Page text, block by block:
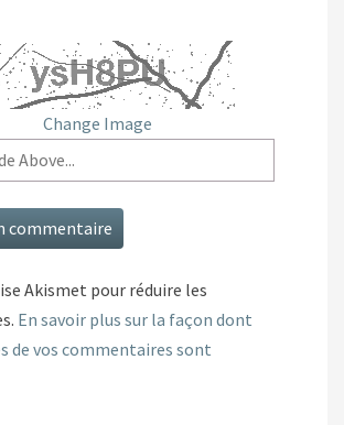
Change Image
Akismet pour réduire les
En savoir plus sur la façon dont
de vos commentaires sont